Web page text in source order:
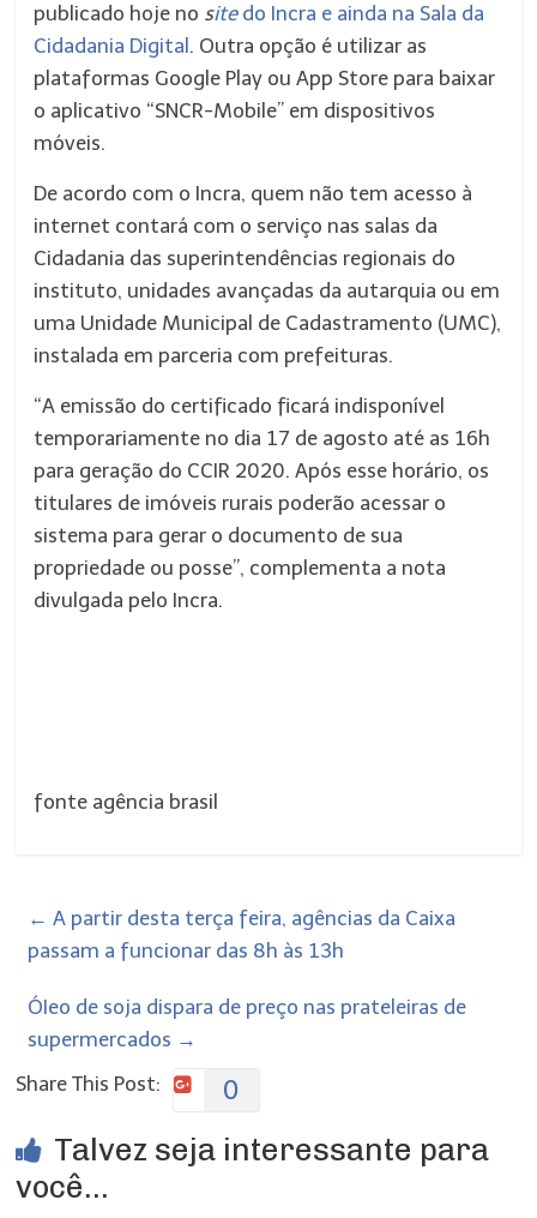
publicado hoje no sitedo Incra e ainda na Sala da
Cidadania Digital . Outra opção é utilizar as
plataformas Google Play ou App Store para baixar
o aplicativo “SNCR-Mobile” em dispositivos
móveis.
De acordo com o Incra, quem não tem acesso à
internet contará com o serviço nas salas da
Cidadania das superintendências regionais do
instituto, unidades avançadas da autarquia ou em
uma Unidade Municipal de Cadastramento (UMC),
instalada em parceria com prefeituras.
“A emissão do certificado ficará indisponível
temporariamente no dia 17 de agosto até as 16h
para geração do CCIR 2020. Após esse horário, os
titulares de imóveis rurais poderão acessar o
sistema para gerar o documento de sua
propriedade ou posse”, complementa a nota
divulgada pelo Incra.
fonte agência brasil
← A partir desta terça feira, agências da Caixa
passam a funcionar das 8h às 13h
ÓIeo de soja dispara de preço nas prateleiras de
supermercados →
Share This Post:
0
Talvez seja interessante para
você...